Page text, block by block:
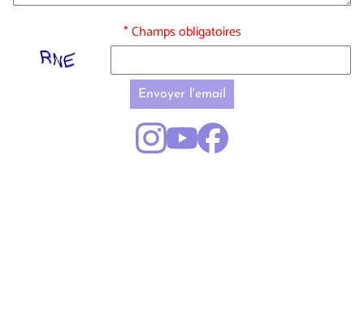
* Champs obligatoires
Envoyer l'email